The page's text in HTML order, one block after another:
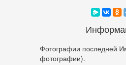
Фотографии последней
фотографии).